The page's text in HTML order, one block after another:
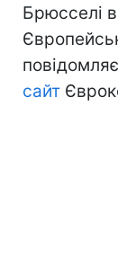
Брюсселі
повідомляє
сайт